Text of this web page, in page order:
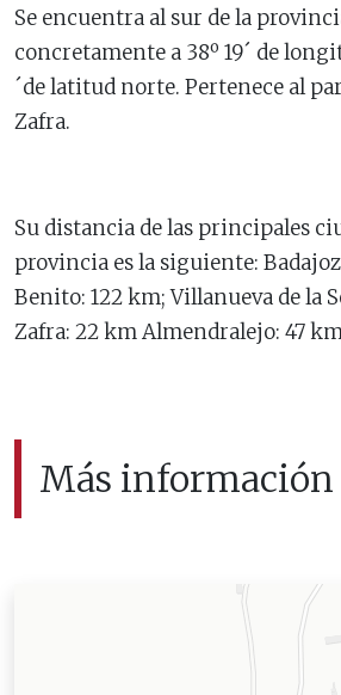
Se encuentra al sur de la
concretamente a 38º 19´ de
´de latitud norte. Pertenece al
Zafra.
Su distancia de las principales
provincia es la siguiente:
Benito: 122 km; Villanueva de la
Zafra: 22 km Almendralejo: 47
Más información